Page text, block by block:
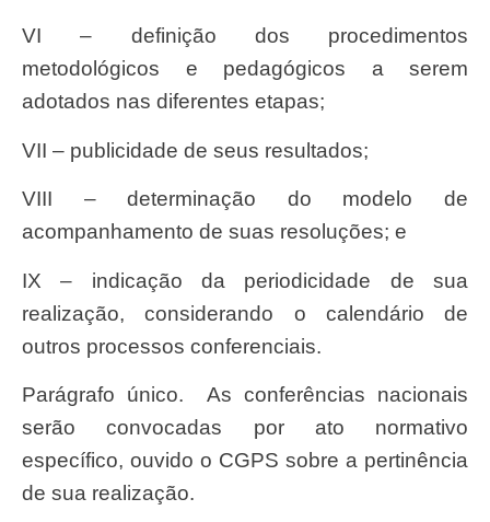
VI – definição dos procedimentos
metodológicos e pedagógicos a serem
adotados nas diferentes etapas;
VII – publicidade de seus resultados;
VIII – determinação do modelo de
acompanhamento de suas resoluções; e
IX – indicação da periodicidade de sua
realização, considerando o calendário de
outros processos conferenciais.
Parágrafo único. As conferências nacionais
serão convocadas por ato normativo
específico, ouvido o CGPS sobre a pertinência
de sua realização.